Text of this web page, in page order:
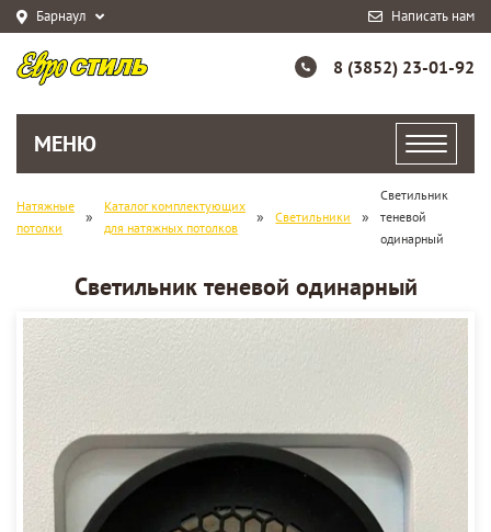
Барнаул Написать нам
8 (3852) 23-01-92
МЕНЮ
Натяжные
потолки
»
Каталог комплектующих
для натяжных потолков
» Светильники »
Светильник
теневой
одинарный
Светильник теневой одинарный